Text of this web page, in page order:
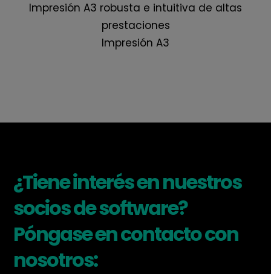
Impresión A3 robusta e intuitiva de altas
prestaciones
Impresión A3
¿Tiene interés en nuestros
socios de software?
Póngase en contacto con
nosotros: